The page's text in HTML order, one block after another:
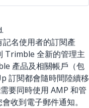
名使用者的訂閱產
Trimble 全新的管理主
產品及相關帳戶（包
訂閱都會隨時間陸續移
要同時使用 AMP 和管
收到電子郵件通知。